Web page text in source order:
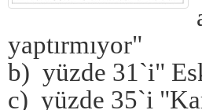
yaptırmıyor"
b) yüzde 31`i"
c) yüzde 35`i